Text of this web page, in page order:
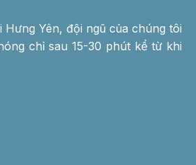
Hưng Yên, đội ngũ của chúng tôi
chỉ sau 15-30 phút kể từ khi